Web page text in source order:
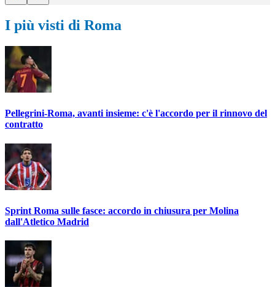
I più visti di Roma
Pellegrini-Roma, avanti insieme: c'è l'accordo per il rinnovo del
contratto
Sprint Roma sulle fasce: accordo in chiusura per Molina
dall'Atletico Madrid